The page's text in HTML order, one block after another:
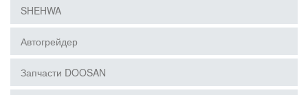
SHEHWA
Автогрейдер
Запчасти DOOSAN